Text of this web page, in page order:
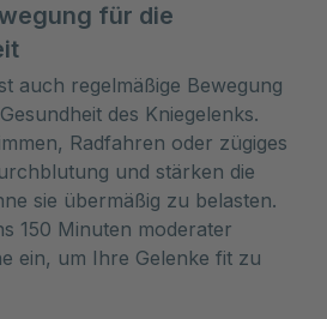
für die
auch regelmäßige Bewegung
des Kniegelenks.
Radfahren oder zügiges
und stärken die
sie übermäßig zu belasten.
150 Minuten moderater
ein, um Ihre Gelenke fit zu